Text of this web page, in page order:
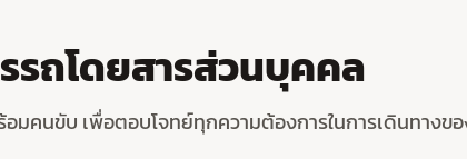
รถโดยสารส่วนบุคคล
อมคนขับ เพื่อตอบโจทย์ทุกความต้องการในการเดินทางข